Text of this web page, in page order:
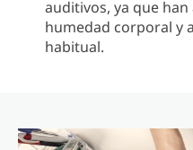
auditivos, ya que
humedad corporal y
habitual.